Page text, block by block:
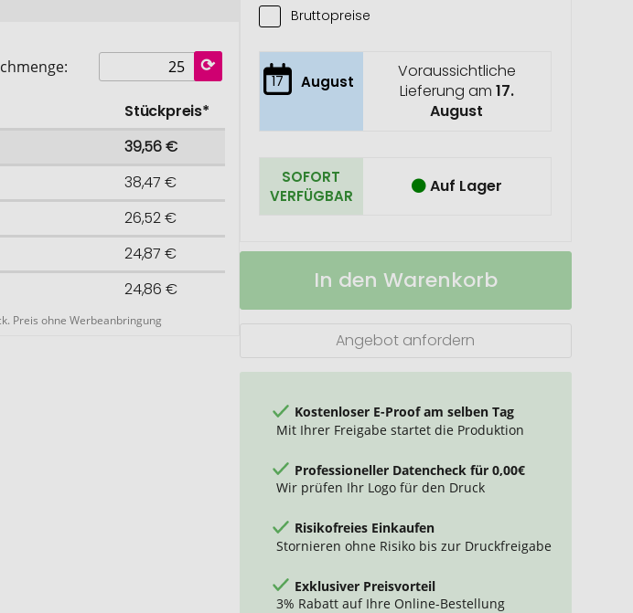
Stückpreis*
39,56 €
38,47 €
26,52 €
24,87 €
24,86 €
Preis ohne Werbeanbringung
Bruttopreise
17 August
Voraussichtliche
Lieferung am 17.
August
SOFORT
VERFÜGBAR
Auf Lager
ActiveTowel®
cm
Auf
In den Warenkorb
Angebot anfordern
Kostenloser E-Proof am selben Tag
Mit Ihrer Freigabe startet die Produktion
Professioneller Datencheck für 0,00€
Wir prüfen Ihr Logo für den Druck
Risikofreies Einkaufen
Stornieren ohne Risiko bis zur Druckfreigabe
Exklusiver Preisvorteil
3% Rabatt auf Ihre Online-Bestellung